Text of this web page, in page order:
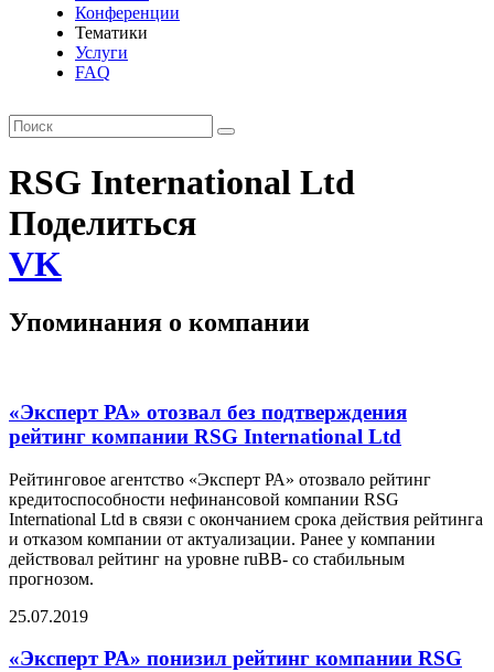
Конференции
Тематики
Услуги
FAQ
RSG International Ltd
Поделиться
VK
Упоминания о компании
«Эксперт РА» отозвал без подтверждения
рейтинг компании RSG International Ltd
Рейтинговое агентство «Эксперт РА» отозвало рейтинг
кредитоспособности нефинансовой компании RSG
International Ltd в связи с окончанием срока действия рейтинга
и отказом компании от актуализации. Ранее у компании
действовал рейтинг на уровне ruBB- со стабильным
прогнозом.
25.07.2019
«Эксперт РА» понизил рейтинг компании RSG